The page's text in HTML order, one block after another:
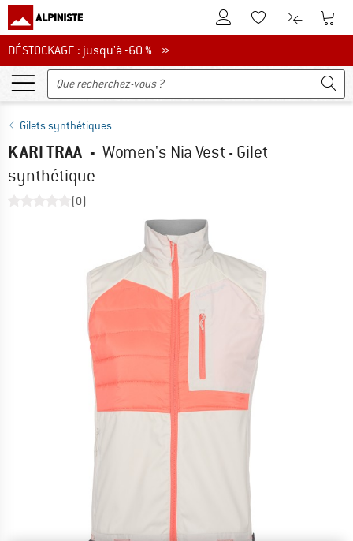
Vers le compte client
Vers la liste
Vers le
DÉSTOCKAGE : jusqu'à -60 %
DÉSTOCKAGE : jusqu'à -60 % »
Gilets synthétiques
KARI TRAA - Women's Nia Vest - Gilet
synthétique
(0)